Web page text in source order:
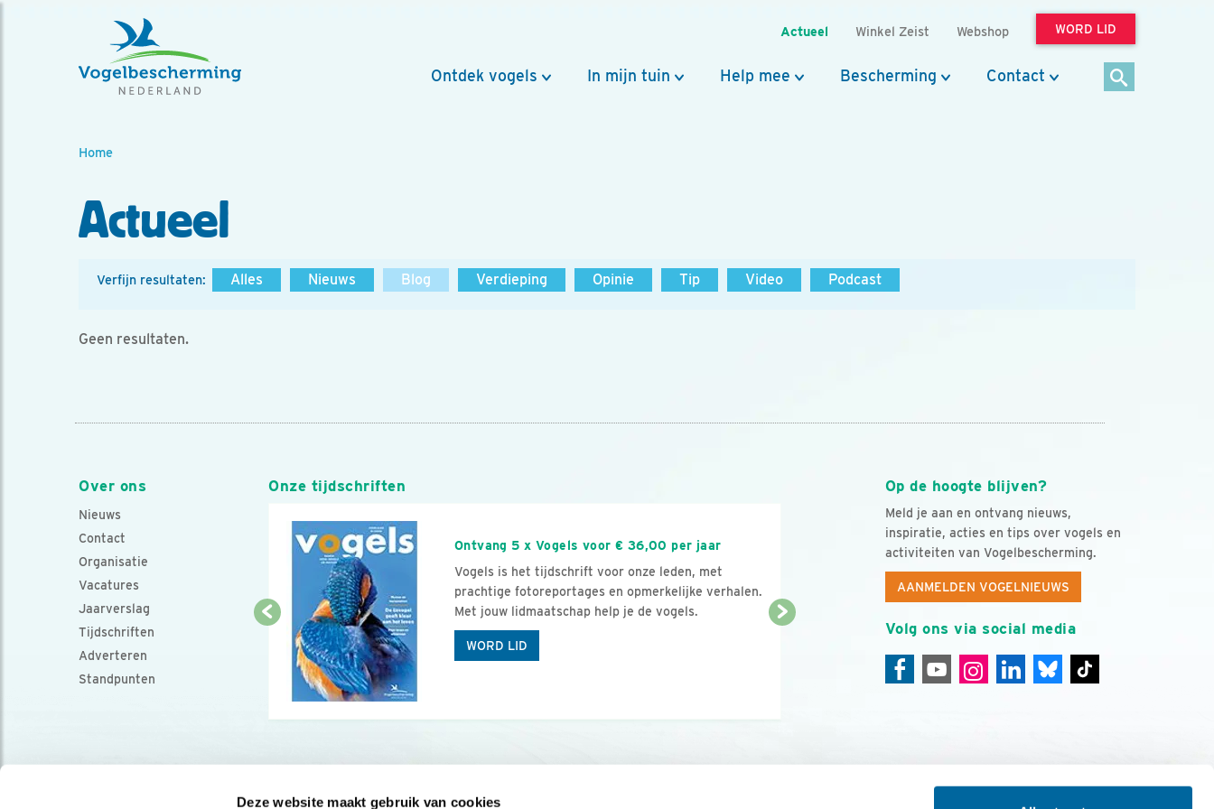
Deze website maakt gebruik van cookies
Actueel Winkel Zeist Webshop WORD LID
Ontdek vogels In mijn tuin Help mee Bescherming Contact
Home
Actueel
Verfijn resultaten: Alles Nieuws Blog Verdieping Opinie Tip Video Podcast
Geen resultaten.
Over ons
Nieuws
Contact
Organisatie
Vacatures
Jaarverslag
Tijdschriften
Adverteren
Standpunten
Op de hoogte blijven?
Meld je aan en ontvang nieuws,
inspiratie, acties en tips over vogels en
activiteiten van Vogelbescherming.
AANMELDEN VOGELNIEUWS
Volg ons via social media
Onze tijdschriften
Ontvang 5 x Vogels voor € 36,00 per jaar
Vogels is het tijdschrift voor onze leden, met
prachtige fotoreportages en opmerkelijke verhalen.
Met jouw lidmaatschap help je de vogels.
WORD LID